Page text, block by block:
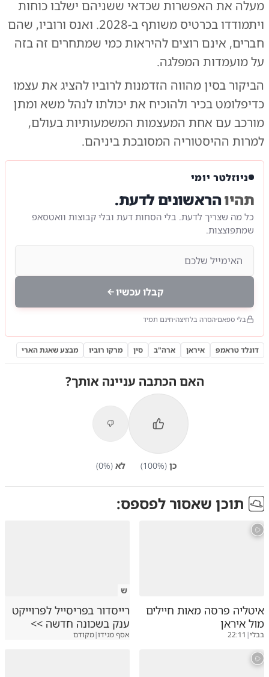
מעלה את האפשרות שכדאי ששניהם ישלבו כוחות
ויתמודדו בכרטיס משותף ב-2028. ואנס ורוביו, שהם
חברים, אינם רוצים להיראות כמי שמתחרים זה בזה
על מועמדות המפלגה.
הביקור בסין מהווה הזדמנות לרוביו להציג את עצמו
כדיפלומט בכיר ולהוכיח את יכולתו לנהל משא ומתן
מורכב עם אחת המעצמות המשמעותיות בעולם,
למרות ההיסטוריה המסובכת ביניהם.
ניוזלטר יומי
תהיוהראשונים לדעת.
כל מה שצריך לדעת. בלי הסחות דעת ובלי קבוצות וואטסאפ
שמתפוצצות.
קבלו עכשיו
בלי ספאם הסרה בלחיצה חינם תמיד
דונלד טראמפ איראן ארה"ב סין מרקו רוביו מבצע שאגת הארי
האם הכתבה עניינה אותך?
כן (
100%) לא (
0%)
תוכן שאסור לפספס:
איטליה פרסה מאות חיילים
מול איראן
בבלי|
22:11
ש
רייסדור בפריסייל לפרוייקט
ענק בשכונה חדשה >>
אסף מגידו|מקודם